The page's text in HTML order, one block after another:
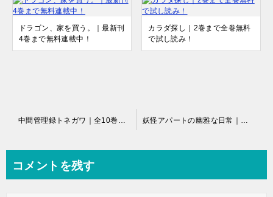
ドラゴン、家を買う。｜最新刊
4巻まで無料連載中！
カラダ探し｜2巻まで全巻無料
で試し読み！
ビ
コメントを残す